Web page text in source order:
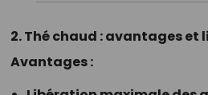
2. Thé chaud : avantages et
Avantages :